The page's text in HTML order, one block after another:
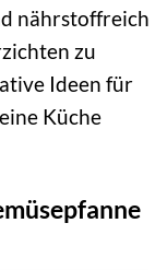
nährstoffreich
zu
Ideen für
Küche